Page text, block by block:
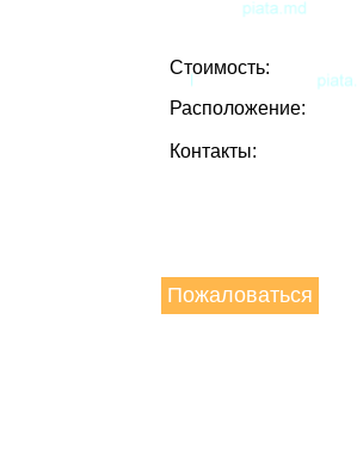
Стоимость:
Расположение:
Контакты:
Пожаловаться